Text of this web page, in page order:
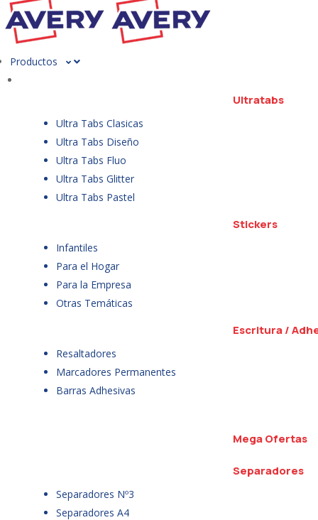
Productos
Ultratabs
Ultra Tabs Clasicas
Ultra Tabs Diseño
Ultra Tabs Fluo
Ultra Tabs Glitter
Ultra Tabs Pastel
Stickers
Infantiles
Para el Hogar
Para la Empresa
Otras Temáticas
Escritura /
Resaltadores
Marcadores Permanentes
Barras Adhesivas
Mega Ofertas
Separadores
Separadores Nº3
Separadores A4